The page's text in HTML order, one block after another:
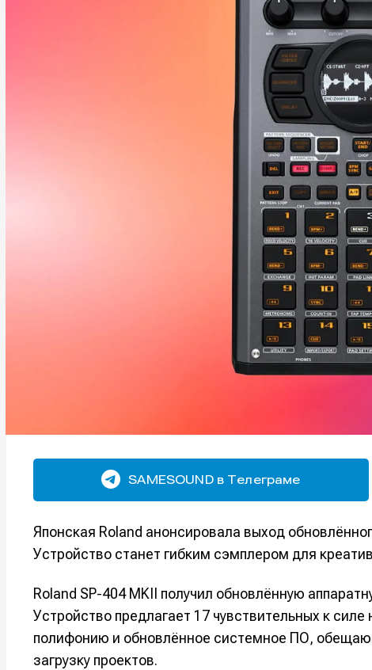
SAMESOUND в Телеграме
Японская Roland анонсировала выход
Устройство станет гибким сэмплером для
Roland SP-404 MKII получил обновлённую
Устройство предлагает 17 чувствительных к
полифонию и обновлённое системное ПО,
загрузку проектов.